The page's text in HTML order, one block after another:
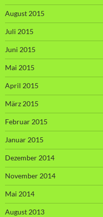
August 2015
Juli 2015
Juni 2015
Mai 2015
April 2015
März 2015
Februar 2015
Januar 2015
Dezember 2014
November 2014
Mai 2014
August 2013